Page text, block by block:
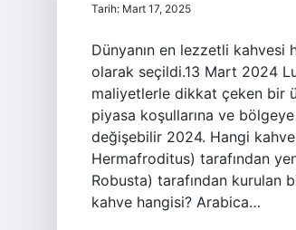
Tarih: Mart 17, 2025
Dünyanın en lezzetli kahvesi
olarak seçildi.13 Mart 2024
maliyetlerle dikkat çeken bir
piyasa koşullarına ve
değişebilir 2024. Hangi
Hermafroditus) tarafından
Robusta) tarafından kurulan
kahve hangisi? Arabica…